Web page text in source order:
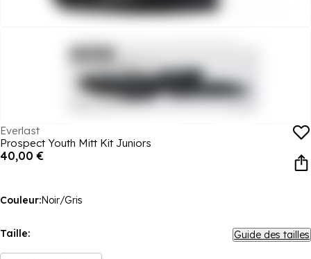
Everlast
Prospect Youth Mitt Kit Juniors
40,00 €
Couleur:Noir/Gris
Taille: Guide des tailles